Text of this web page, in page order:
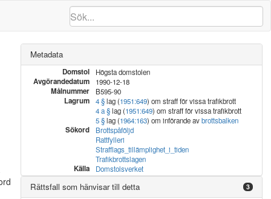
Metadata
Domstol Högsta domstolen
Avgörandedatum 1990-12-18
Målnummer B595-90
Lagrum 4 §lag (1951:649) om straff för vissa trafikbrott
4 a §lag (1951:649) om straff för vissa trafikbrott
5 §lag (1964:163) om införande avbrottsbalken
Sökord
Brottspåföljd
Rattfylleri
Strafflags_tillämplighet_i_tiden
Trafikbrottslagen
Källa Domstolsverket
Rättsfall som hänvisar till detta 3